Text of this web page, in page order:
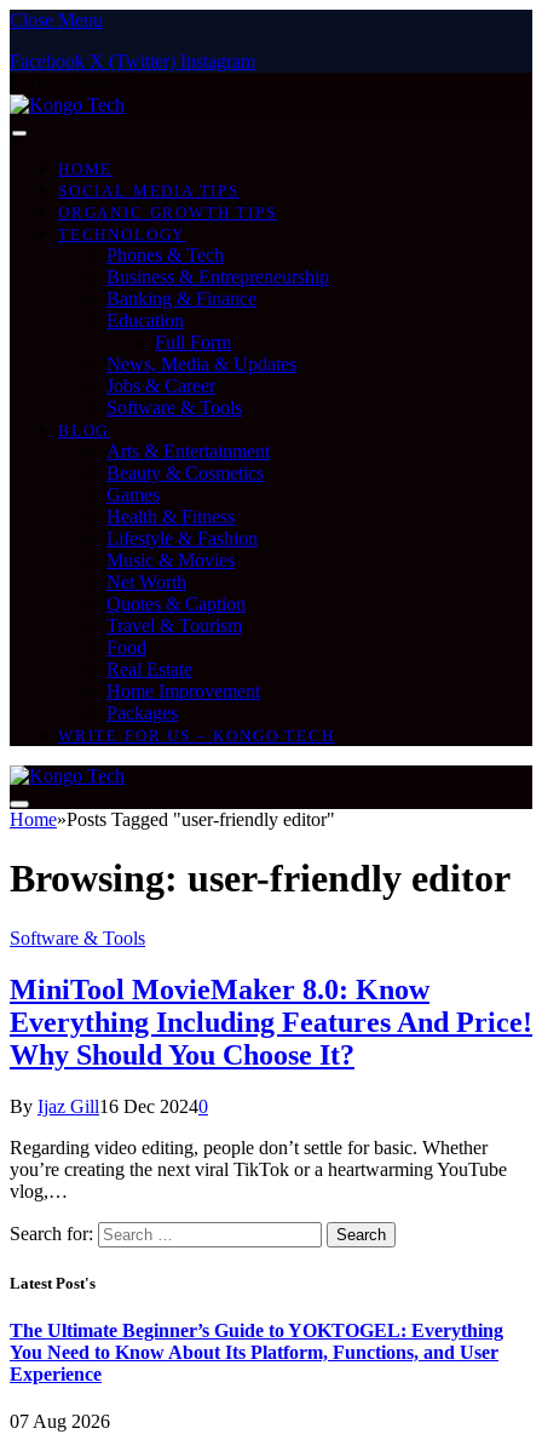
Close Menu
Facebook X (Twitter) Instagram
HOME
SOCIAL MEDIA TIPS
ORGANIC GROWTH TIPS
TECHNOLOGY
Phones & Tech
Business & Entrepreneurship
Banking & Finance
Education
Full Form
News, Media & Updates
Jobs & Career
Software & Tools
BLOG
Arts & Entertainment
Beauty & Cosmetics
Games
Health & Fitness
Lifestyle & Fashion
Music & Movies
Net Worth
Quotes & Caption
Travel & Tourism
Food
Real Estate
Home Improvement
Packages
WRITE FOR US – KONGO TECH
Home»Posts Tagged "user-friendly editor"
Browsing: user-friendly editor
Software & Tools
MiniTool MovieMaker 8.0: Know
Everything Including Features And Price!
Why Should You Choose It?
By Ijaz Gill16 Dec 20240
Regarding video editing, people don’t settle for basic. Whether
you’re creating the next viral TikTok or a heartwarming YouTube
vlog,…
Search for:
Latest Post's
The Ultimate Beginner’s Guide to YOKTOGEL: Everything
You Need to Know About Its Platform, Functions, and User
Experience
07 Aug 2026